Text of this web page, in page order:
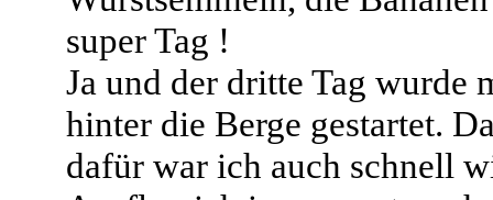
super Tag !
Ja und der dritte Tag wurde
hinter die Berge gestartet.
dafür war ich auch schnell